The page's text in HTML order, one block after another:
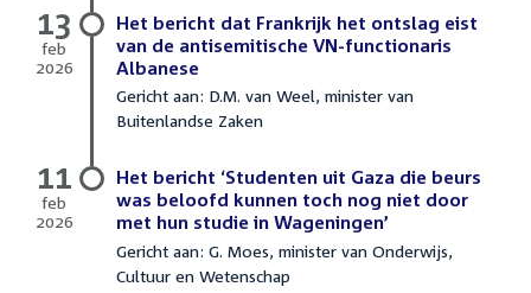
Het bericht dat Frankrijk het ontslag eist
van de antisemitische VN-functionaris
Albanese
Gericht aan: D.M. van Weel, minister van
Buitenlandse Zaken
13
feb
2026
Het bericht ‘Studenten uit Gaza die beurs
was beloofd kunnen toch nog niet door
met hun studie in Wageningen’
Gericht aan: G. Moes, minister van Onderwijs,
Cultuur en Wetenschap
11
feb
2026